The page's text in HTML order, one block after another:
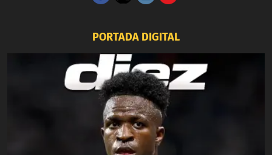
PORTADA DIGITAL